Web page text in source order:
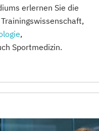
erlernen Sie die
,
Sportmedizin.